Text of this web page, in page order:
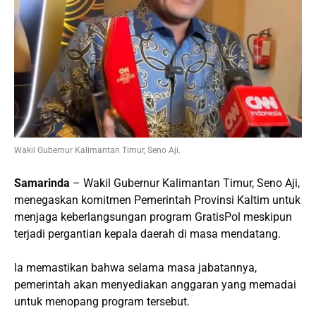
Wakil Gubernur Kalimantan Timur, Seno Aji.
Samarinda – Wakil Gubernur Kalimantan Timur, Seno Aji,
menegaskan komitmen Pemerintah Provinsi Kaltim untuk
menjaga keberlangsungan program GratisPol meskipun
terjadi pergantian kepala daerah di masa mendatang.
Ia memastikan bahwa selama masa jabatannya,
pemerintah akan menyediakan anggaran yang memadai
untuk menopang program tersebut.